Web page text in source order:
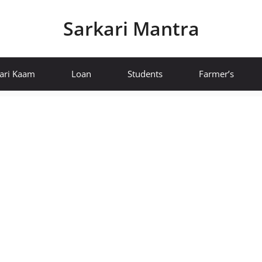
Sarkari Mantra
Kaam Loan Students Farmer’s